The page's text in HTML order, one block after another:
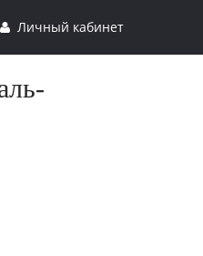
Личный кабинет